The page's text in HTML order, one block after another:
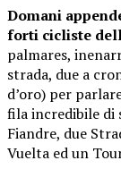
Domani
forti cicliste
palmares,
strada, due a
d’oro) per
fila incredibile di
Fiandre, due
Vuelta ed un